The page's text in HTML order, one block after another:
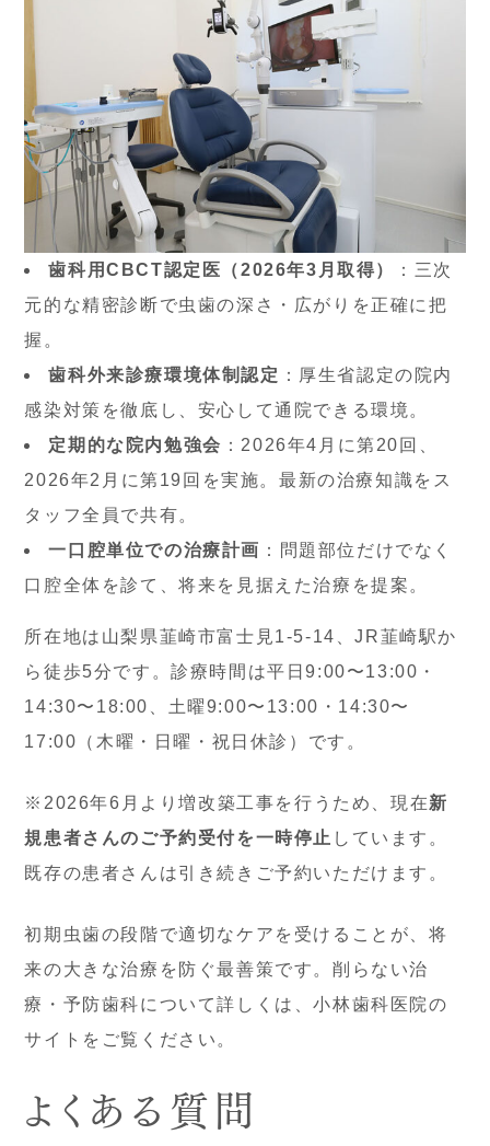
歯科用CBCT認定医（2026年3月取得）
：三次
元的な精密診断で虫歯の深さ・広がりを正確に把
握。
歯科外来診療環境体制認定 ：厚生省認定の院内
感染対策を徹底し、安心して通院できる環境。
定期的な院内勉強会 ：2026年4月に第20回、
2026年2月に第19回を実施。最新の治療知識をス
タッフ全員で共有。
一口腔単位での治療計画 ：問題部位だけでなく
口腔全体を診て、将来を見据えた治療を提案。
所在地は山梨県韮崎市富士見1-5-14、JR韮崎駅か
ら徒歩5分です。診療時間は平日9:00〜13:00・
14:30〜18:00、土曜9:00〜13:00・14:30〜
17:00（木曜・日曜・祝日休診）です。
※2026年6月より増改築工事を行うため、現在新
規患者さんのご予約受付を一時停止 しています。
既存の患者さんは引き続きご予約いただけます。
初期虫歯の段階で適切なケアを受けることが、将
来の大きな治療を防ぐ最善策です。削らない治
療・予防歯科について詳しくは、小林歯科医院の
サイトをご覧ください。
よくある質問